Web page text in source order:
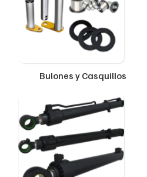
Bulones y Casquillos